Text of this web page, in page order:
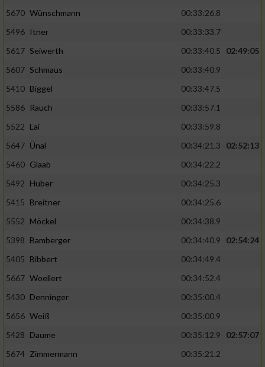
5670 Wünschmann
00:33:26.8
5496 Itner
00:33:33.7
5617 Seiwerth 00:33:40.5
02:49:05
5607 Schmaus
00:33:40.9
5410 Biggel
00:33:47.5
5586 Rauch
00:33:57.1
5522 Lai
00:33:59.8
5647 Ünal 00:34:21.3
02:52:13
5460 Glaab
00:34:22.2
5492 Huber
00:34:25.3
5415 Breitner
00:34:25.6
5552 Möckel
00:34:38.9
5398 Bamberger 00:34:40.9
02:54:24
5405 Bibbert
00:34:49.4
5667 Woellert
00:34:52.4
5430 Denninger
00:35:00.4
5656 Weiß
00:35:00.9
5428 Daume 00:35:12.9
02:57:07
5674 Zimmermann
00:35:21.2